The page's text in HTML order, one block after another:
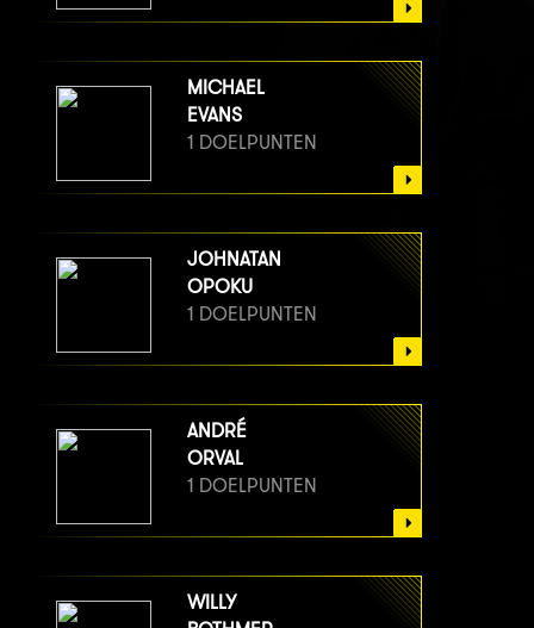
MICHAEL
EVANS
1 DOELPUNTEN
JOHNATAN
OPOKU
1 DOELPUNTEN
ANDRÉ
ORVAL
1 DOELPUNTEN
WILLY